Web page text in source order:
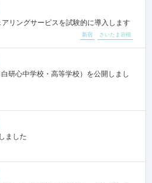
リングサービスを試験的に導入します
新宿 さいたま岩槻
研心中学校・高等学校）を公開しまし
ました